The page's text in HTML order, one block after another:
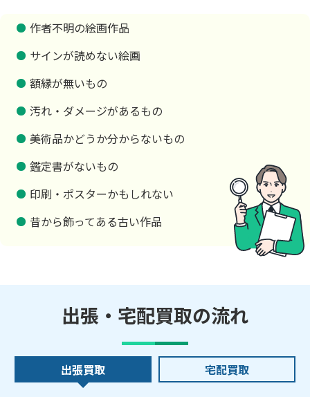
作者不明の絵画作品
サインが読めない絵画
額縁が無いもの
汚れ・ダメージがあるもの
美術品かどうか分からないもの
鑑定書がないもの
印刷・ポスターかもしれない
昔から飾ってある古い作品
出張・宅配買取の流れ
出張買取 宅配買取